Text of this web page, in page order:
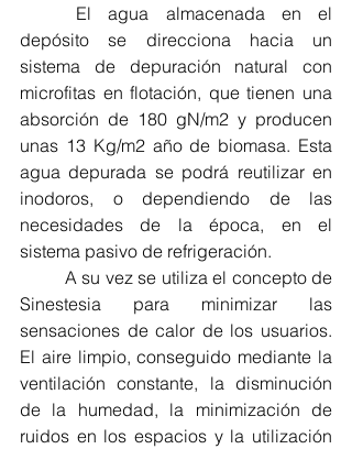
depósito se direcciona hacia un
sistema de depuración natural con
microfitas en flotación, que tienen una
absorción de 180 gN/m2 y producen
unas 13 Kg/m2 año de biomasa. Esta
agua depurada se podrá reutilizar en
inodoros, o dependiendo de las
necesidades de la época, en el
sistema pasivo de refrigeración.
Sinestesia para minimizar las
sensaciones de calor de los usuarios.
El aire limpio, conseguido mediante la
ventilación constante, la disminución
de la humedad, la minimización de
ruidos en los espacios y la utilización